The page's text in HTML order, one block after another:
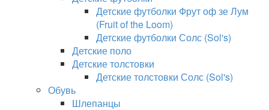
Детские футболки Фрут оф зе Лум
(Fruit of the Loom)
Детские футболки Солс (Sol's)
Детские поло
Детские толстовки
Детские толстовки Солс (Sol's)
Обувь
Шлепанцы